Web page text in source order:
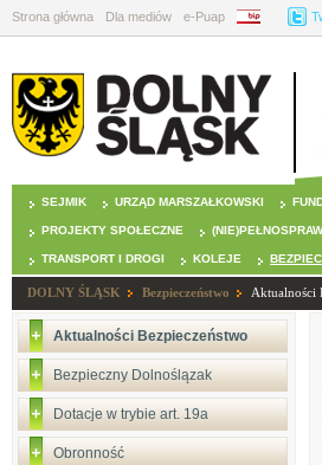
Strona główna Dla mediów e-Puap BIP
SEJMIK URZĄD MARSZAŁKOWSKI
PROJEKTY SPOŁECZNE
TRANSPORT I DROGI KOLEJE
DOLNY ŚLĄSK Bezpieczeństwo Aktualności
Aktualności Bezpieczeństwo
Bezpieczny Dolnoślązak
Dotacje w trybie art. 19a
Obronność